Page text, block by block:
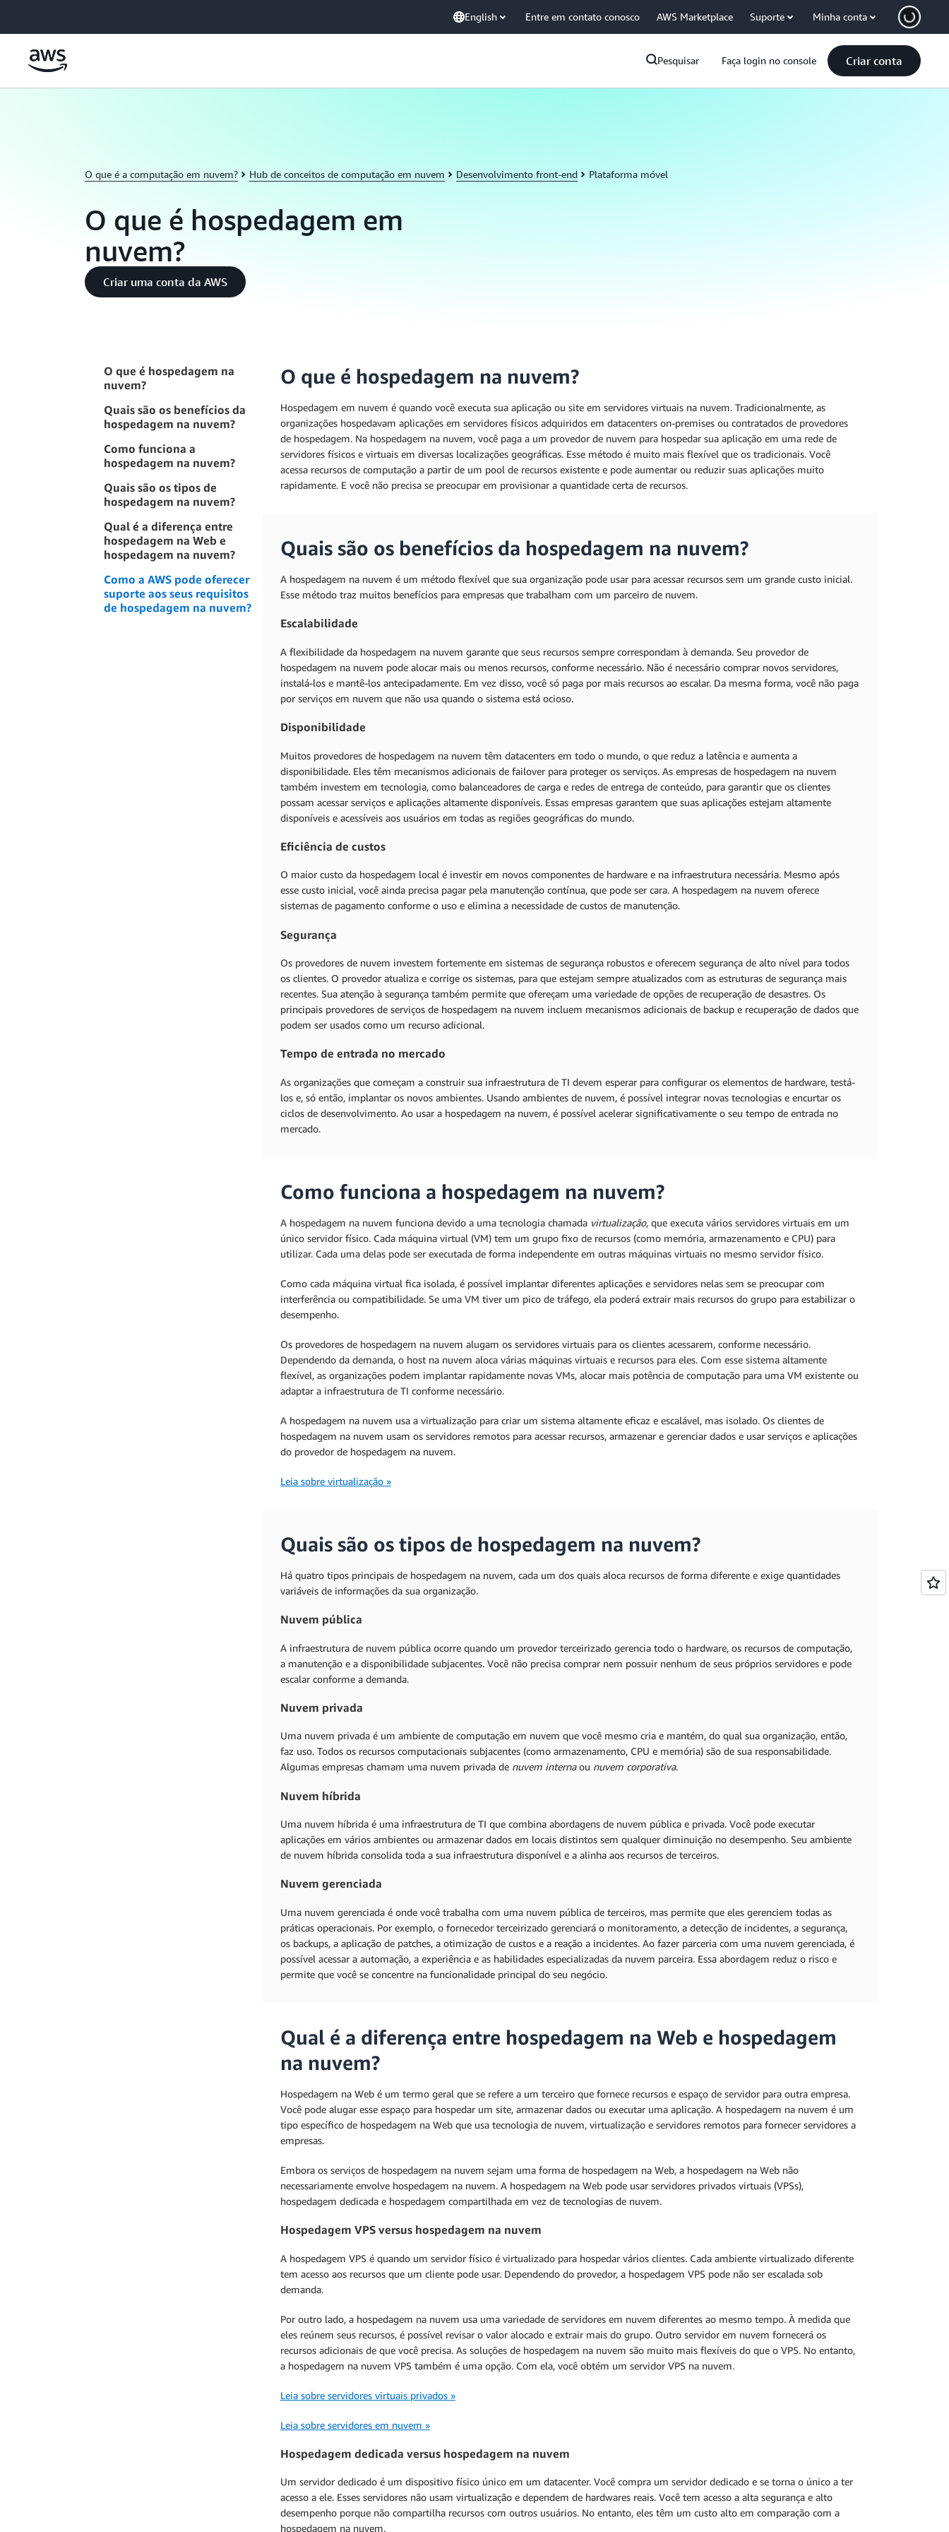
English Entre em contato conosco AWS Marketplace Suporte Minha conta
Pesquisar Faça login no console Criar conta
O que é a computação em nuvem? Hub de conceitos de computação em nuvem Desenvolvimento front-end Plataforma móvel
O que é hospedagem em
nuvem?
Criar uma conta da AWS
O que é hospedagem na
nuvem?
Quais são os benefícios da
hospedagem na nuvem?
Como funciona a
hospedagem na nuvem?
Quais são os tipos de
hospedagem na nuvem?
Qual é a diferença entre
hospedagem na Web e
hospedagem na nuvem?
Como a AWS pode oferecer
suporte aos seus requisitos
de hospedagem na nuvem?
O que é hospedagem na nuvem?
Hospedagem em nuvem é quando você executa sua aplicação ou site em servidores virtuais na nuvem. Tradicionalmente, as
organizações hospedavam aplicações em servidores físicos adquiridos em datacenters on-premises ou contratados de provedores
de hospedagem. Na hospedagem na nuvem, você paga a um provedor de nuvem para hospedar sua aplicação em uma rede de
servidores físicos e virtuais em diversas localizações geográficas. Esse método é muito mais flexível que os tradicionais. Você
acessa recursos de computação a partir de um pool de recursos existente e pode aumentar ou reduzir suas aplicações muito
rapidamente. E você não precisa se preocupar em provisionar a quantidade certa de recursos.
Quais são os benefícios da hospedagem na nuvem?
A hospedagem na nuvem é um método flexível que sua organização pode usar para acessar recursos sem um grande custo inicial.
Esse método traz muitos benefícios para empresas que trabalham com um parceiro de nuvem.
Escalabilidade
A flexibilidade da hospedagem na nuvem garante que seus recursos sempre correspondam à demanda. Seu provedor de
hospedagem na nuvem pode alocar mais ou menos recursos, conforme necessário. Não é necessário comprar novos servidores,
instalá-los e mantê-los antecipadamente. Em vez disso, você só paga por mais recursos ao escalar. Da mesma forma, você não paga
por serviços em nuvem que não usa quando o sistema está ocioso.
Disponibilidade
Muitos provedores de hospedagem na nuvem têm datacenters em todo o mundo, o que reduz a latência e aumenta a
disponibilidade. Eles têm mecanismos adicionais de failover para proteger os serviços. As empresas de hospedagem na nuvem
também investem em tecnologia, como balanceadores de carga e redes de entrega de conteúdo, para garantir que os clientes
possam acessar serviços e aplicações altamente disponíveis. Essas empresas garantem que suas aplicações estejam altamente
disponíveis e acessíveis aos usuários em todas as regiões geográficas do mundo.
Eficiência de custos
O maior custo da hospedagem local é investir em novos componentes de hardware e na infraestrutura necessária. Mesmo após
esse custo inicial, você ainda precisa pagar pela manutenção contínua, que pode ser cara. A hospedagem na nuvem oferece
sistemas de pagamento conforme o uso e elimina a necessidade de custos de manutenção.
Segurança
Os provedores de nuvem investem fortemente em sistemas de segurança robustos e oferecem segurança de alto nível para todos
os clientes. O provedor atualiza e corrige os sistemas, para que estejam sempre atualizados com as estruturas de segurança mais
recentes. Sua atenção à segurança também permite que ofereçam uma variedade de opções de recuperação de desastres. Os
principais provedores de serviços de hospedagem na nuvem incluem mecanismos adicionais de backup e recuperação de dados que
podem ser usados como um recurso adicional.
Tempo de entrada no mercado
As organizações que começam a construir sua infraestrutura de TI devem esperar para configurar os elementos de hardware, testá-
los e, só então, implantar os novos ambientes. Usando ambientes de nuvem, é possível integrar novas tecnologias e encurtar os
ciclos de desenvolvimento. Ao usar a hospedagem na nuvem, é possível acelerar significativamente o seu tempo de entrada no
mercado.
Como funciona a hospedagem na nuvem?
A hospedagem na nuvem funciona devido a uma tecnologia chamada virtualização, que executa vários servidores virtuais em um
único servidor físico. Cada máquina virtual (VM) tem um grupo fixo de recursos (como memória, armazenamento e CPU) para
utilizar. Cada uma delas pode ser executada de forma independente em outras máquinas virtuais no mesmo servidor físico.
Como cada máquina virtual fica isolada, é possível implantar diferentes aplicações e servidores nelas sem se preocupar com
interferência ou compatibilidade. Se uma VM tiver um pico de tráfego, ela poderá extrair mais recursos do grupo para estabilizar o
desempenho.
Os provedores de hospedagem na nuvem alugam os servidores virtuais para os clientes acessarem, conforme necessário.
Dependendo da demanda, o host na nuvem aloca várias máquinas virtuais e recursos para eles. Com esse sistema altamente
flexível, as organizações podem implantar rapidamente novas VMs, alocar mais potência de computação para uma VM existente ou
adaptar a infraestrutura de TI conforme necessário.
A hospedagem na nuvem usa a virtualização para criar um sistema altamente eficaz e escalável, mas isolado. Os clientes de
hospedagem na nuvem usam os servidores remotos para acessar recursos, armazenar e gerenciar dados e usar serviços e aplicações
do provedor de hospedagem na nuvem.
Leia sobre virtualização »
Quais são os tipos de hospedagem na nuvem?
Há quatro tipos principais de hospedagem na nuvem, cada um dos quais aloca recursos de forma diferente e exige quantidades
variáveis de informações da sua organização.
Nuvem pública
A infraestrutura de nuvem pública ocorre quando um provedor terceirizado gerencia todo o hardware, os recursos de computação,
a manutenção e a disponibilidade subjacentes. Você não precisa comprar nem possuir nenhum de seus próprios servidores e pode
escalar conforme a demanda.
Nuvem privada
Uma nuvem privada é um ambiente de computação em nuvem que você mesmo cria e mantém, do qual sua organização, então,
faz uso. Todos os recursos computacionais subjacentes (como armazenamento, CPU e memória) são de sua responsabilidade.
Algumas empresas chamam uma nuvem privada de nuvem internaou nuvem corporativa.
Nuvem híbrida
Uma nuvem híbrida é uma infraestrutura de TI que combina abordagens de nuvem pública e privada. Você pode executar
aplicações em vários ambientes ou armazenar dados em locais distintos sem qualquer diminuição no desempenho. Seu ambiente
de nuvem híbrida consolida toda a sua infraestrutura disponível e a alinha aos recursos de terceiros.
Nuvem gerenciada
Uma nuvem gerenciada é onde você trabalha com uma nuvem pública de terceiros, mas permite que eles gerenciem todas as
práticas operacionais. Por exemplo, o fornecedor terceirizado gerenciará o monitoramento, a detecção de incidentes, a segurança,
os backups, a aplicação de patches, a otimização de custos e a reação a incidentes. Ao fazer parceria com uma nuvem gerenciada, é
possível acessar a automação, a experiência e as habilidades especializadas da nuvem parceira. Essa abordagem reduz o risco e
permite que você se concentre na funcionalidade principal do seu negócio.
Qual é a diferença entre hospedagem na Web e hospedagem
na nuvem?
Hospedagem na Web é um termo geral que se refere a um terceiro que fornece recursos e espaço de servidor para outra empresa.
Você pode alugar esse espaço para hospedar um site, armazenar dados ou executar uma aplicação. A hospedagem na nuvem é um
tipo específico de hospedagem na Web que usa tecnologia de nuvem, virtualização e servidores remotos para fornecer servidores a
empresas.
Embora os serviços de hospedagem na nuvem sejam uma forma de hospedagem na Web, a hospedagem na Web não
necessariamente envolve hospedagem na nuvem. A hospedagem na Web pode usar servidores privados virtuais (VPSs),
hospedagem dedicada e hospedagem compartilhada em vez de tecnologias de nuvem.
Hospedagem VPS versus hospedagem na nuvem
A hospedagem VPS é quando um servidor físico é virtualizado para hospedar vários clientes. Cada ambiente virtualizado diferente
tem acesso aos recursos que um cliente pode usar. Dependendo do provedor, a hospedagem VPS pode não ser escalada sob
demanda.
Por outro lado, a hospedagem na nuvem usa uma variedade de servidores em nuvem diferentes ao mesmo tempo. À medida que
eles reúnem seus recursos, é possível revisar o valor alocado e extrair mais do grupo. Outro servidor em nuvem fornecerá os
recursos adicionais de que você precisa. As soluções de hospedagem na nuvem são muito mais flexíveis do que o VPS. No entanto,
a hospedagem na nuvem VPS também é uma opção. Com ela, você obtém um servidor VPS na nuvem.
Leia sobre servidores virtuais privados »
Leia sobre servidores em nuvem »
Hospedagem dedicada versus hospedagem na nuvem
Um servidor dedicado é um dispositivo físico único em um datacenter. Você compra um servidor dedicado e se torna o único a ter
acesso a ele. Esses servidores não usam virtualização e dependem de hardwares reais. Você tem acesso a alta segurança e alto
desempenho porque não compartilha recursos com outros usuários. No entanto, eles têm um custo alto em comparação com a
hospedagem na nuvem.